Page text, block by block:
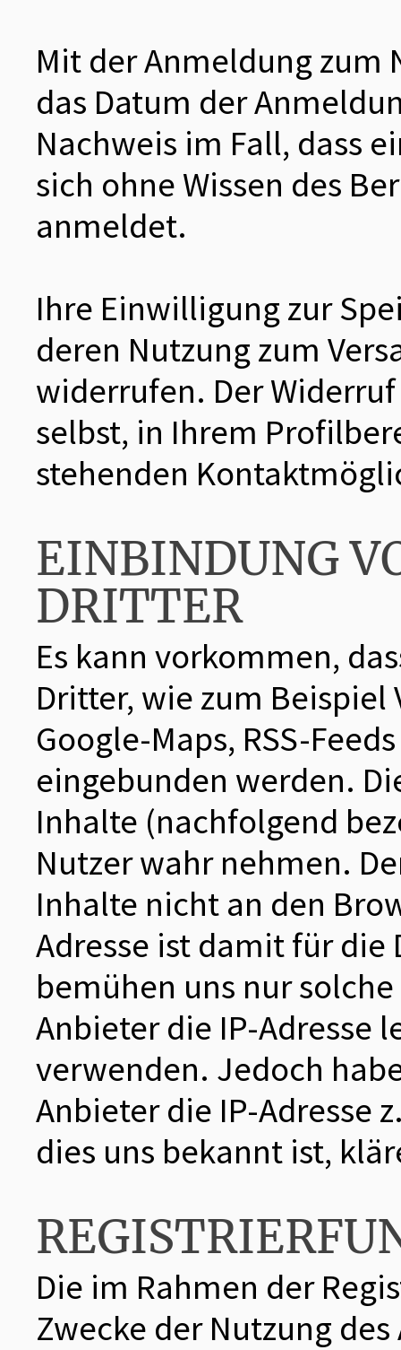
Mit der Anmeldung zum
das Datum der
Nachweis im Fall, dass
sich ohne Wissen des
anmeldet.
Ihre Einwilligung zur
deren Nutzung zum
widerrufen. Der
selbst, in Ihrem
stehenden
EINBINDUNG
DRITTER
Es kann vorkommen,
Dritter, wie zum Beispiel
Google-Maps, RSS-
eingebunden werden.
Inhalte (nachfolgend
Nutzer wahr nehmen.
Inhalte nicht an den
Adresse ist damit für
bemühen uns nur
Anbieter die IP-Adresse
verwenden. Jedoch
Anbieter die IP-Adresse
dies uns bekannt ist,
Die im Rahmen der
Zwecke der Nutzung